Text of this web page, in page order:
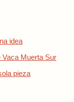
idea
Vaca Muerta Sur
pieza